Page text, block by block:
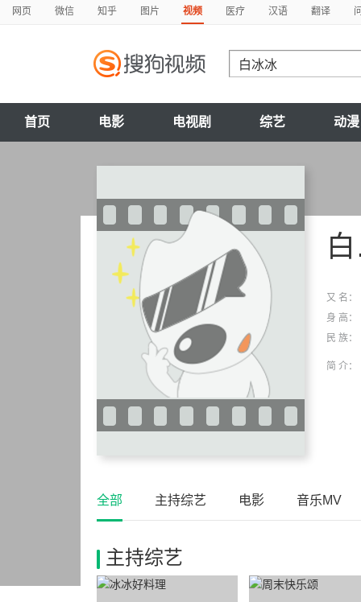
网页 微信 知乎 图片 视频 医疗 汉语 翻译
首页 电影 电视剧 综艺 动漫
白冰冰
又 名：
身 高：
民 族：
简 介：
全部 主持综艺 电影 音乐MV
主持综艺